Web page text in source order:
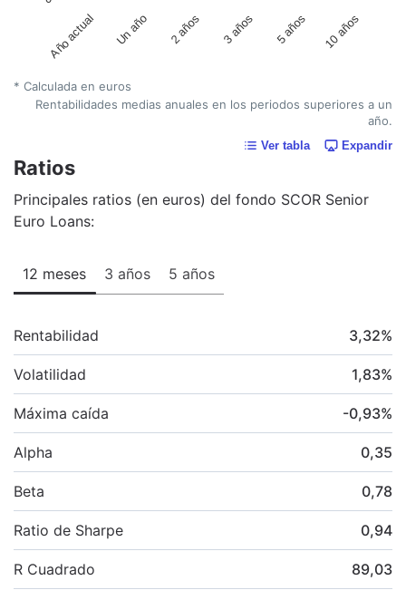
Año actual Un año 2 años 3 años 5 años 10 años
* Calculada en euros
Rentabilidades medias anuales en los periodos superiores a un
año.
Ver tabla Expandir
Ratios
Principales ratios (en euros) del fondo SCOR Senior
Euro Loans:
12 meses 3 años 5 años
Rentabilidad 3,32%
Volatilidad 1,83%
Máxima caída -0,93%
Alpha 0,35
Beta 0,78
Ratio de Sharpe 0,94
R Cuadrado 89,03